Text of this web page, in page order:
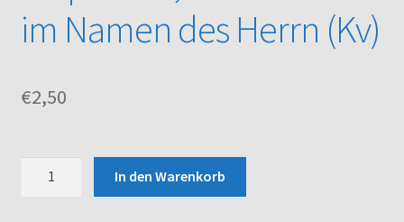
Noten – Shop
Versand und Zahlungsbedingungen
im Namen des Herrn (Kv)
€2,50
In den Warenkorb